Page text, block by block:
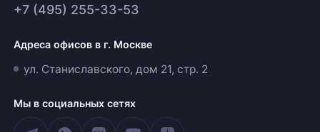
+7 (495) 255-33-53
Адреса офисов в г. Москве
ул. Станиславского, дом 21, стр. 2
Мы в социальных сетях